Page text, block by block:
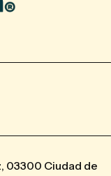
03300 Ciudad de